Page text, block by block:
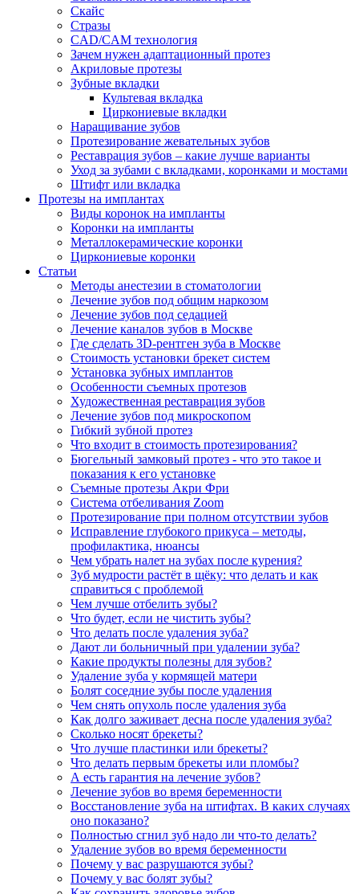
Скайс
Стразы
CAD/CAM технология
Зачем нужен адаптационный протез
Акриловые протезы
Зубные вкладки
Культевая вкладка
Циркониевые вкладки
Наращивание зубов
Протезирование жевательных зубов
Реставрация зубов – какие лучше варианты
Уход за зубами с вкладками, коронками и мостами
Штифт или вкладка
Протезы на имплантах
Виды коронок на импланты
Коронки на импланты
Металлокерамические коронки
Циркониевые коронки
Статьи
Методы анестезии в стоматологии
Лечение зубов под общим наркозом
Лечение зубов под седацией
Лечение каналов зубов в Москве
Где сделать 3D-рентген зуба в Москве
Стоимость установки брекет систем
Установка зубных имплантов
Особенности съемных протезов
Художественная реставрация зубов
Лечение зубов под микроскопом
Гибкий зубной протез
Что входит в стоимость протезирования?
Бюгельный замковый протез - что это такое и
показания к его установке
Съемные протезы Акри Фри
Система отбеливания Zoom
Протезирование при полном отсутствии зубов
Исправление глубокого прикуса – методы,
профилактика, нюансы
Чем убрать налет на зубах после курения?
Зуб мудрости растёт в щёку: что делать и как
справиться с проблемой
Чем лучше отбелить зубы?
Что будет, если не чистить зубы?
Что делать после удаления зуба?
Дают ли больничный при удалении зуба?
Какие продукты полезны для зубов?
Удаление зуба у кормящей матери
Болят соседние зубы после удаления
Чем снять опухоль после удаления зуба
Как долго заживает десна после удаления зуба?
Сколько носят брекеты?
Что лучше пластинки или брекеты?
Что делать первым брекеты или пломбы?
А есть гарантия на лечение зубов?
Лечение зубов во время беременности
Восстановление зуба на штифтах. В каких случаях
оно показано?
Полностью сгнил зуб надо ли что-то делать?
Удаление зубов во время беременности
Почему у вас разрушаются зубы?
Почему у вас болят зубы?